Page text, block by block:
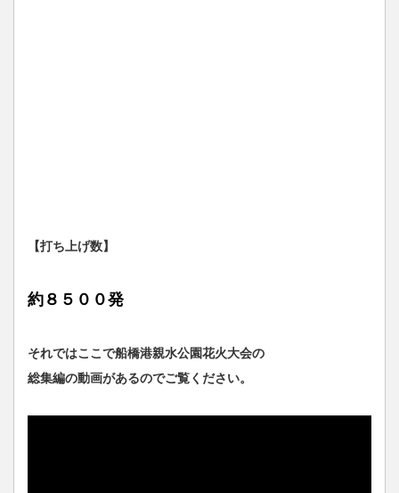
【打ち上げ数】
約８５００発
それではここで船橋港親水公園花火大会の
総集編の動画があるのでご覧ください。